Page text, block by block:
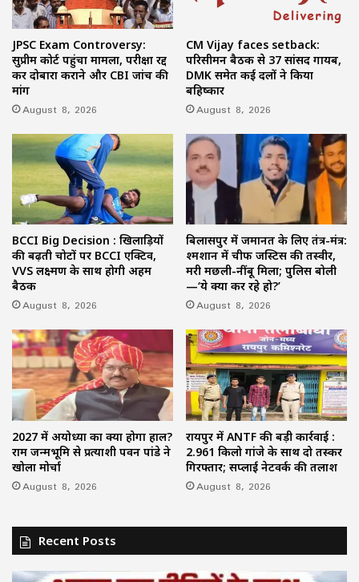
JPSC Exam Controversy:
सुप्रीम कोर्ट पहुंचा मामला, परीक्षा रद्द
कर दोबारा कराने और CBI जांच की
मांग
August 8, 2026
CM Vijay faces setback:
परिसीमन बैठक से 37 सांसद गायब,
DMK समेत कई दलों ने किया
बहिष्कार
August 8, 2026
BCCI Big Decision : खिलाड़ियों
की बढ़ती चोटों पर BCCI एक्टिव,
VVS लक्ष्मण के साथ होगी अहम
बैठक
August 8, 2026
बिलासपुर में जमानत के लिए तंत्र-मंत्र:
श्मशान में चीफ जस्टिस की तस्वीर,
मरी मछली-नींबू मिला; पुलिस बोली
—‘ये क्या कर रहे हो?’
August 8, 2026
2027 में अयोध्या का क्या होगा हाल?
राम जन्मभूमि से प्रत्याशी पवन पांडे ने
खोला मोर्चा
August 8, 2026
रायपुर में ANTF की बड़ी कार्रवाई :
2.961 किलो गांजे के साथ दो तस्कर
गिरफ्तार; सप्लाई नेटवर्क की तलाश
August 8, 2026
Recent Posts